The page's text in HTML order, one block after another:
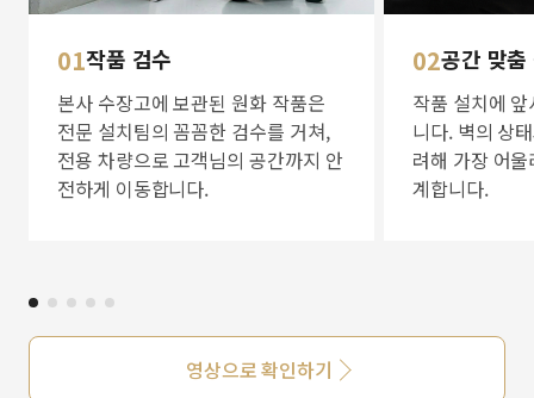
01작품 검수
본사 수장고에 보관된 원화 작품은
전문 설치팀의 꼼꼼한 검수를 거쳐,
전용 차량으로 고객님의 공간까지 안
전하게 이동합니다.
02공간 맞
작품 설치에
니다. 벽의 상
려해 가장 어
계합니다.
영상으로 확인하기